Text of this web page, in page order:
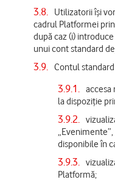
3.8.
Utilizatorii își
cadrul Platformei
după caz (i)
unui cont standard
3.9. Contul
3.9.1.
la dispoziție
3.9.2.
disponibile în
3.9.3.
Platformă;